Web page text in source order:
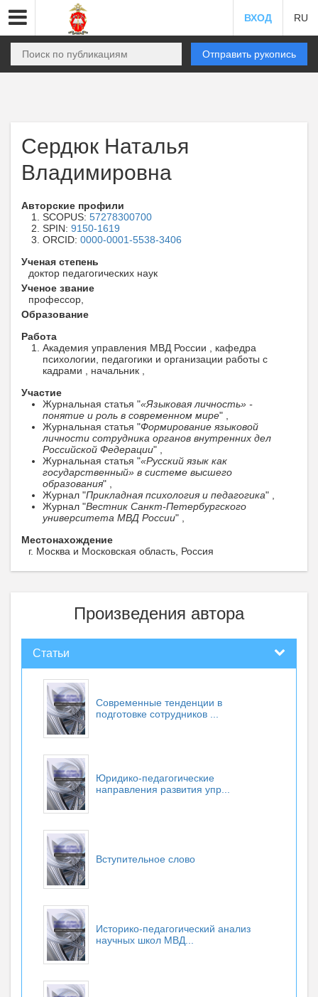
ВХОД RU
Отправить рукопись
Сердюк Наталья
Владимировна
Авторские профили
SCOPUS: 57278300700
SPIN: 9150-1619
ORCID: 0000-0001-5538-3406
Ученая степень
доктор педагогических наук
Ученое звание
профессор,
Образование
Работа
Академия управления МВД России , кафедра
психологии, педагогики и организации работы с
кадрами , начальник ,
Участие
Журнальная статья "«Языковая личность» -
понятие и роль в современном мире" ,
Журнальная статья "Формирование языковой
личности сотрудника органов внутренних дел
Российской Федерации" ,
Журнальная статья "«Русский язык как
государственный» в системе высшего
образования" ,
Журнал "Прикладная психология и педагогика" ,
Журнал "Вестник Санкт-Петербургского
университета МВД России" ,
Местонахождение
г. Москва и Московская область, Россия
Произведения автора
Статьи
Современные тенденции в
подготовке сотрудников ...
Юридико-педагогические
направления развития упр...
Вступительное слово
Историко-педагогический анализ
научных школ МВД...